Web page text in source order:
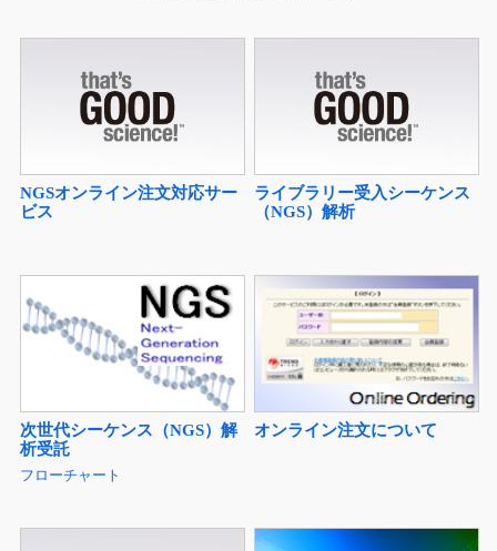
NGSオンライン注文対応サー
ビス
ライブラリー受入シーケンス
（NGS）解析
次世代シーケンス（NGS）解
析受託
フローチャート
オンライン注文について